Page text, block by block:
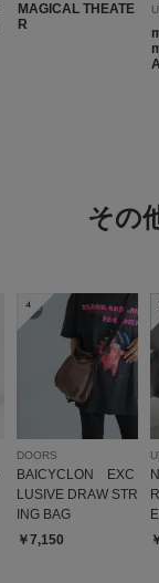
MAGICAL THEATE
R
その
4
DOORS
BAICYCLON EXC
LUSIVE DRAW STR
ING BAG
￥7,150